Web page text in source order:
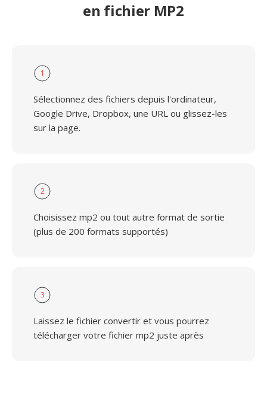
en fichier MP2
1
Sélectionnez des fichiers depuis l'ordinateur,
Google Drive, Dropbox, une URL ou glissez-les
sur la page.
2
Choisissez mp2 ou tout autre format de sortie
(plus de 200 formats supportés)
3
Laissez le fichier convertir et vous pourrez
télécharger votre fichier mp2 juste après